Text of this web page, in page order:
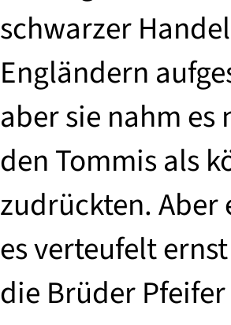
schwarzer
Engländern
aber sie nahm es
den Tommis als
zudrückten.
es verteufelt
die Brüder